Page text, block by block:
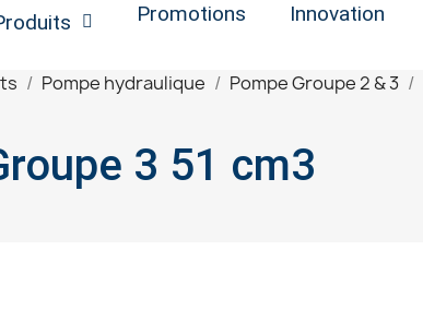
Promotions Innovation
Pompe hydraulique Pompe Groupe 2 & 3
Pompe Groupe 3 51 cm3